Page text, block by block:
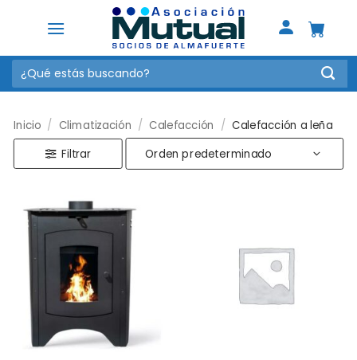
Buscar
por:
Inicio / Climatización / Calefacción / Calefacción a leña
Filtrar